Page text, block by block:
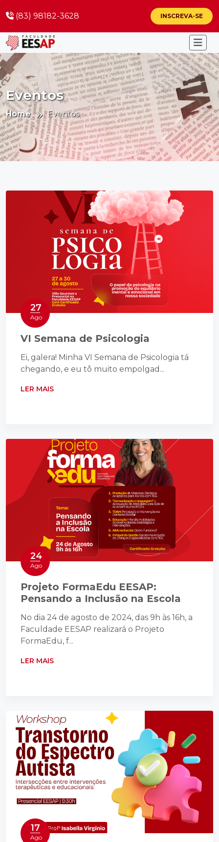
(83) 98182-3628 INSCREVA-SE
Eventos
Home Eventos
27
Ago
VI Semana de Psicologia
Ei, galera! Minha VI Semana de Psicologia tá
chegando, e eu tô muito empolgad...
LER MAIS
24
Ago
Projeto FormaEdu EESAP:
Pensando a Inclusão na Escola
No dia 24 de agosto de 2024, das 9h às 16h, a
Faculdade EESAP realizará o Projeto
FormaEdu, f...
LER MAIS
17
Ago